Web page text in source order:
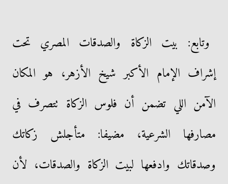
وتابع: بيت الزكاة والصدقات المصري تحت
إشراف الإمام الأكبر شيخ الأزهر، هو المكان
الآمن اللي تضمن أن فلوس الزكاة تتصرف في
مصارفها الشرعية، مضيفا: متأجلش زكاتك
وصدقاتك وادفعها لبيت الزكاة والصدقات، لأن